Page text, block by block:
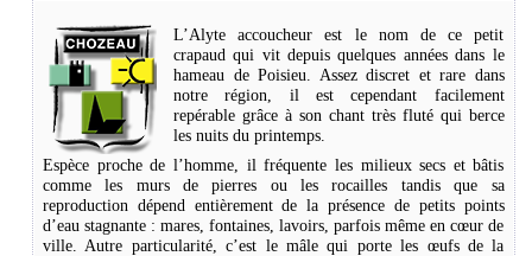
150m.
Pour plus d’informations =>AgirMoustique.fr
Les bracelets, les huiles essentielles, les ultrasons sont inefficaces.
Les spirales et les bougies ont une efficacité modérée et peuvent être
toxique pour l’humain.
Le ventilateur et le marc de café consumé sont de bonnes solutions.
L’Alyte accoucheur est le nom de ce petit
crapaud qui vit depuis quelques années dans le
hameau de Poisieu. Assez discret et rare dans
notre région, il est cependant facilement
repérable grâce à son chant très fluté qui berce
les nuits du printemps.
Espèce proche de l’homme, il fréquente les milieux secs et bâtis
comme les murs de pierres ou les rocailles tandis que sa
reproduction dépend entièrement de la présence de petits points
d’eau stagnante : mares, fontaines, lavoirs, parfois même en cœur de
ville. Autre particularité, c’est le mâle qui porte les œufs de la